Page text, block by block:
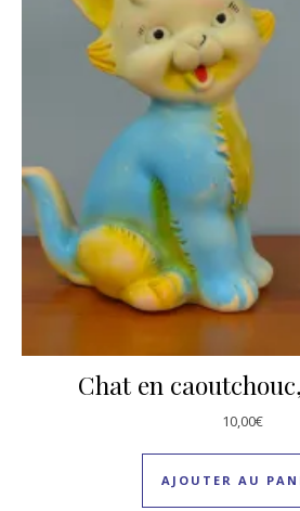
Chat en
10,00€
AJOUTER AU